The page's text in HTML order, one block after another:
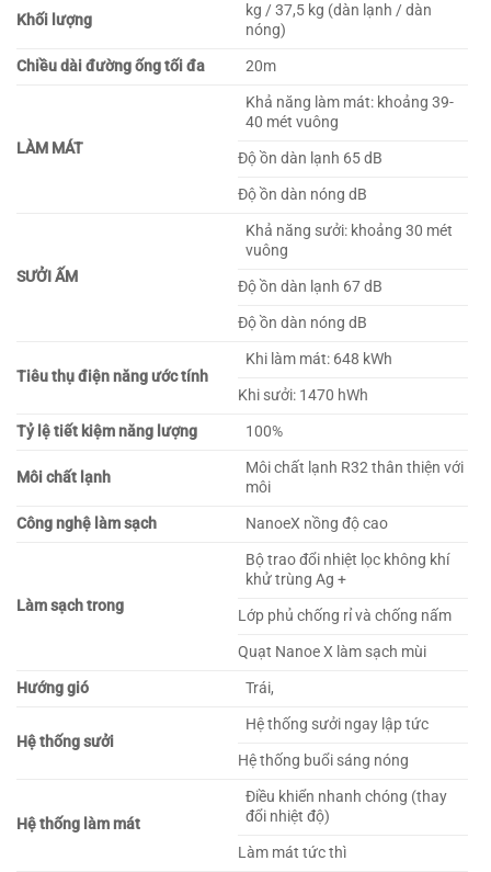
Khối lượng
kg / 37,5 kg (dàn lạnh / dàn
nóng)
Chiều dài đường ống tối đa
20m
LÀM MÁT
Khả năng làm mát: khoảng 39-
40 mét vuông
Độ ồn dàn lạnh 65 dB
Độ ồn dàn nóng dB
SƯỞI ẤM
Khả năng sưởi: khoảng 30 mét
vuông
Độ ồn dàn lạnh 67 dB
Độ ồn dàn nóng dB
Tiêu thụ điện năng ước tính
Khi làm mát: 648 kWh
Khi sưởi: 1470 hWh
Tỷ lệ tiết kiệm năng lượng
100%
Môi chất lạnh
Môi chất lạnh R32 thân thiện với
môi
Công nghệ làm sạch
NanoeX nồng độ cao
Làm sạch trong
Bộ trao đổi nhiệt lọc không khí
khử trùng Ag +
Lớp phủ chống rỉ và chống nấm
Quạt Nanoe X làm sạch mùi
Hướng gió
Trái,
Hệ thống sưởi
Hệ thống sưởi ngay lập tức
Hệ thống buổi sáng nóng
Hệ thống làm mát
Điều khiển nhanh chóng (thay
đổi nhiệt độ)
Làm mát tức thì